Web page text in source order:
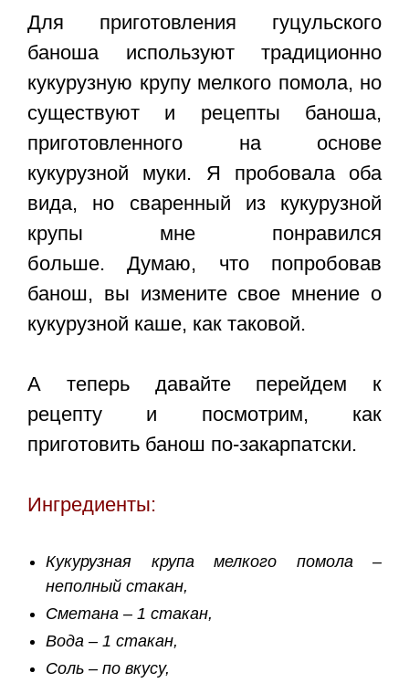
Для приготовления гуцульского
баноша используют традиционно
кукурузную крупу мелкого помола, но
существуют и рецепты баноша,
приготовленного на основе
кукурузной муки. Я пробовала оба
вида, но сваренный из кукурузной
крупы мне понравился
больше. Думаю, что попробовав
банош, вы измените свое мнение о
кукурузной каше, как таковой.
А теперь давайте перейдем к
рецепту и посмотрим, как
приготовить банош по-закарпатски.
Ингредиенты:
Кукурузная крупа мелкого помола –
неполный стакан,
Сметана – 1 стакан,
Вода – 1 стакан,
Соль – по вкусу,